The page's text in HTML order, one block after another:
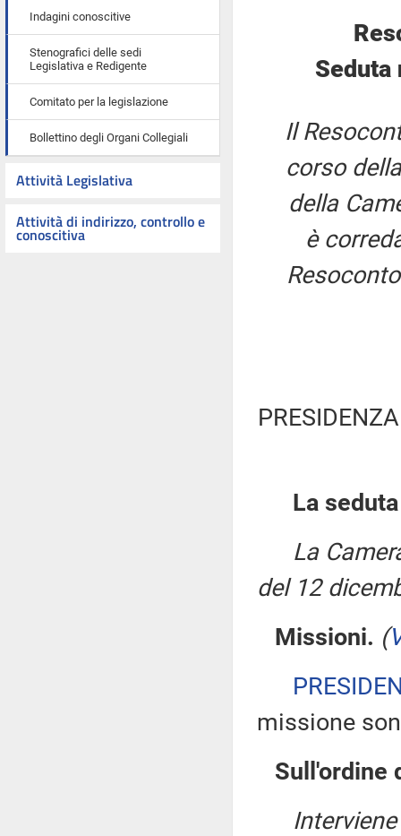
Indagini conoscitive
Stenografici delle sedi
Legislativa e Redigente
Comitato per la legislazione
Bollettino degli Organi Collegiali
Attività Legislativa
Attività di indirizzo, controllo e
conoscitiva
Il
corso
della
è
La
La
del 12
Missioni. (
missione
Sull'ordine